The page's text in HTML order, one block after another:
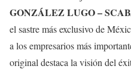
GONZÁLEZ LUGO –
el sastre más exclusivo de
a los empresarios más
original destaca la visión del